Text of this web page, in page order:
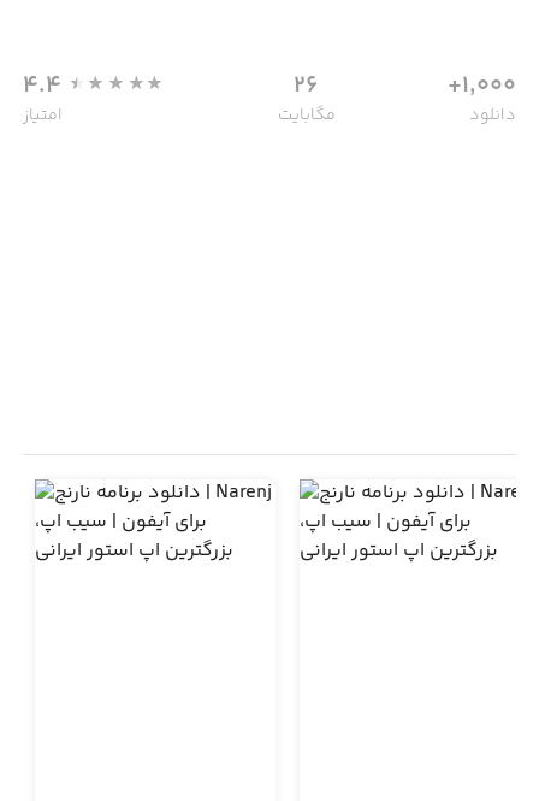
1,000+
دانلود
26
مگابایت
4.4
امتیاز